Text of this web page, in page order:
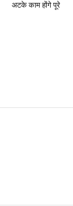
अटके काम होंगे पूरे